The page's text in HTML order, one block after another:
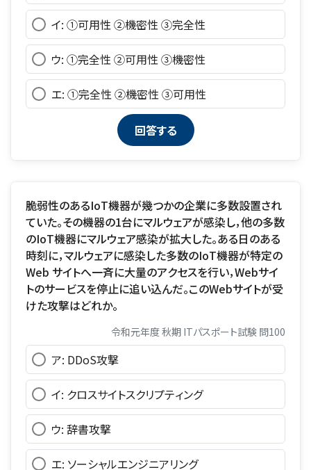
イ: ①可用性 ②機密性 ③完全性
ウ: ①完全性 ②可用性 ③機密性
エ: ①完全性 ②機密性 ③可用性
脆弱性のあるIoT機器が幾つかの企業に多数設置され
ていた。その機器の1台にマルウェアが感染し，他の多数
のIoT機器にマルウェア感染が拡大した。ある日のある
時刻に，マルウェアに感染した多数のIoT機器が特定の
Web サイトへ一斉に大量のアクセスを行い，Webサイ
トのサービスを停止に追い込んだ。このWebサイトが受
けた攻撃はどれか。
令和元年度 秋期 ITパスポート試験 問100
ア: DDoS攻撃
イ: クロスサイトスクリプティング
ウ: 辞書攻撃
エ: ソーシャルエンジニアリング